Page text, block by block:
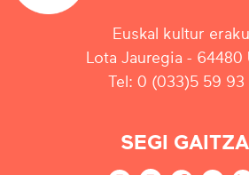
Euskal kultur
Lota Jauregia - 64480
Tel: 0 (033)5 59 93
SEGI